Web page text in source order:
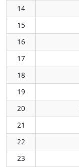
14
15
16
17
18
19
20
21
22
23